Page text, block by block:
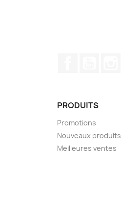
PRODUITS
Promotions
Nouveaux produits
Meilleures ventes